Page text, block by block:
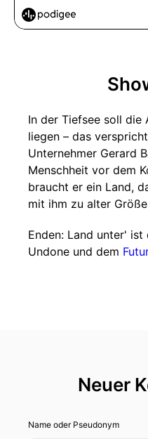
In der Tiefsee soll
liegen – das
Unternehmer Gerard
Menschheit vor dem
braucht er ein Land,
mit ihm zu alter
Enden: Land unter'
Undone und dem
Neuer
Name oder Pseudonym